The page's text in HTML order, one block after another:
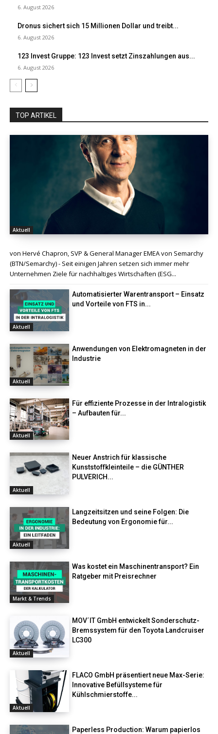
6. August 2026
Dronus sichert sich 15 Millionen Dollar und treibt...
6. August 2026
123 Invest Gruppe: 123 Invest setzt Zinszahlungen aus...
6. August 2026
TOP ARTIKEL
Aktuell
von Hervé Chapron, SVP & General Manager EMEA von Semarchy
(BTN/Semarchy) - Seit einigen Jahren setzen sich immer mehr
Unternehmen Ziele für nachhaltiges Wirtschaften (ESG...
Aktuell
Automatisierter Warentransport – Einsatz
und Vorteile von FTS in...
Aktuell
Anwendungen von Elektromagneten in der
Industrie
Aktuell
Für effiziente Prozesse in der Intralogistik
– Aufbauten für...
Aktuell
Neuer Anstrich für klassische
Kunststoffkleinteile – die GÜNTHER
PULVERICH...
Aktuell
Langzeitsitzen und seine Folgen: Die
Bedeutung von Ergonomie für...
Markt & Trends
Was kostet ein Maschinentransport? Ein
Ratgeber mit Preisrechner
Aktuell
MOV´IT GmbH entwickelt Sonderschutz-
Bremssystem für den Toyota Landcruiser
LC300
Aktuell
FLACO GmbH präsentiert neue Max-Serie:
Innovative Befüllsysteme für
Kühlschmierstoffe...
Paperless Production: Warum papierlos